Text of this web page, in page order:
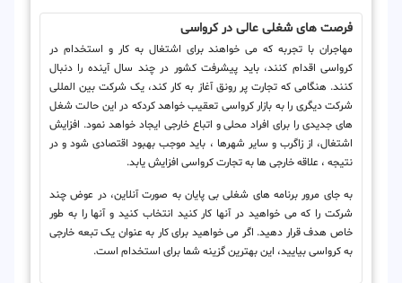
فرصت های شغلی عالی در کرواسی
مهاجران با تجربه که می خواهند برای اشتغال به کار و استخدام در
کرواسی اقدام کنند، باید پیشرفت کشور در چند سال آینده را دنبال
کنند. هنگامی که تجارت پر رونق آغاز به کار کند، یک شرکت بین المللی
شرکت دیگری را به بازار کرواسی تعقیب خواهد کردکه در این حالت شغل
های جدیدی را برای افراد محلی و اتباع خارجی ایجاد خواهد نمود. افزایش
اشتغال، از زاگرب و سایر شهرها ، باید موجب بهبود اقتصادی شود و در
نتیجه ، علاقه خارجی ها به تجارت کرواسی افزایش یابد.
به جای مرور برنامه های شغلی بی پایان به صورت آنلاین، در عوض چند
شرکت را که می خواهید در آنها کار کنید انتخاب کنید و آنها را به طور
خاص هدف قرار دهید. اگر می خواهید برای کار به عنوان یک تبعه خارجی
به کرواسی بیایید، این بهترین گزینه شما برای استخدام است.